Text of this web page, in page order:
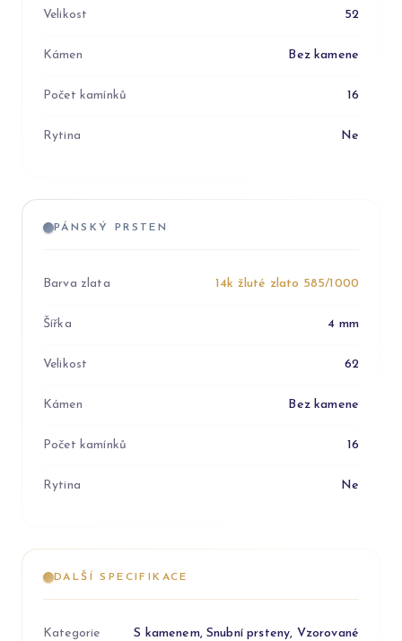
Velikost 52
Kámen Bez kamene
Počet kamínků 16
Rytina Ne
PÁNSKÝ PRSTEN
Barva zlata 14k žluté zlato 585/1000
Šířka 4 mm
Velikost 62
Kámen Bez kamene
Počet kamínků 16
Rytina Ne
DALŠÍ SPECIFIKACE
Kategorie S kamenem, Snubní prsteny, Vzorované